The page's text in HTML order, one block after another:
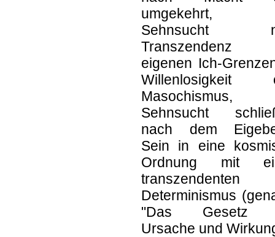
umgekehrt,
Sehnsucht
Transzendenz
eigenen Ich-
Willenlosigkeit
Masochismus,
Sehnsucht
nach dem
Sein in eine
Ordnung mit
transzendenten
Determinismus
"Das Gesetz
Ursache und